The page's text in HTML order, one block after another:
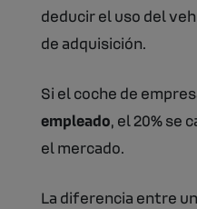
deducir el uso del
de adquisición.
Si el coche de
empleado, el 20% se
el mercado.
La diferencia entre